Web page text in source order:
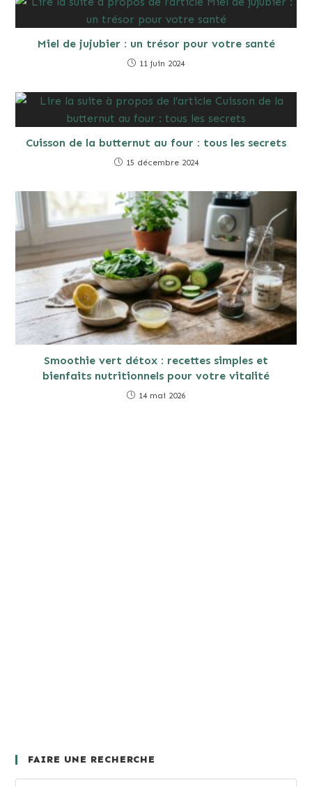
Miel de jujubier : un trésor pour votre santé
11 juin 2024
Cuisson de la butternut au four : tous les secrets
15 décembre 2024
Smoothie vert détox : recettes simples et
bienfaits nutritionnels pour votre vitalité
14 mai 2026
FAIRE UNE RECHERCHE